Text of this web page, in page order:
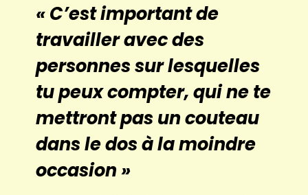
« C’est important de
travailler avec des
personnes sur lesquelles
tu peux compter, qui ne te
mettront pas un couteau
dans le dos à la moindre
occasion »